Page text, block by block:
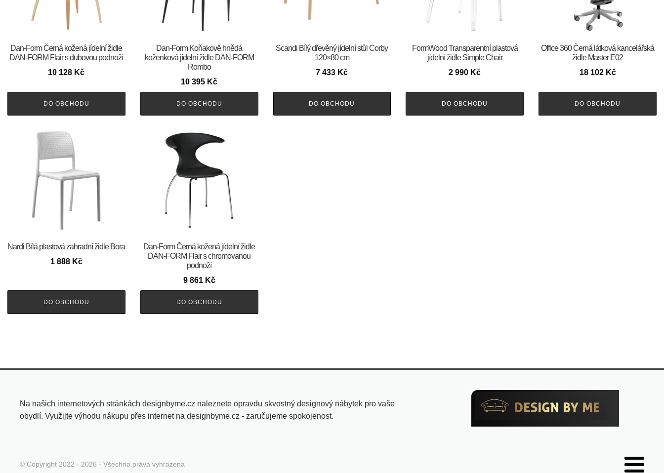
​​​​​Dan-Form Černá kožená jídelní židle
DAN-FORM Flair s dubovou podnoží
10 128 Kč
DO OBCHODU
​​​​​Dan-Form Koňakově hnědá
koženková jídelní židle DAN-FORM
Rombo
10 395 Kč
DO OBCHODU
Scandi Bílý dřevěný jídelní stůl Corby
120×80 cm
7 433 Kč
DO OBCHODU
FormWood Transparentní plastová
jídelní židle Simple Chair
2 990 Kč
DO OBCHODU
Office 360 Černá látková kancelářská
židle Master E02
18 102 Kč
DO OBCHODU
Nardi Bílá plastová zahradní židle Bora
1 888 Kč
DO OBCHODU
​​​​​Dan-Form Černá kožená jídelní židle
DAN-FORM Flair s chromovanou
podnoží
9 861 Kč
DO OBCHODU
Na našich internetových stránkách designbyme.cz naleznete opravdu skvostný designový nábytek pro vaše
obydlí. Využijte výhodu nákupu přes internet na designbyme.cz - zaručujeme spokojenost.
© Copyright 2022 - 2026 - Všechna práva vyhrazena